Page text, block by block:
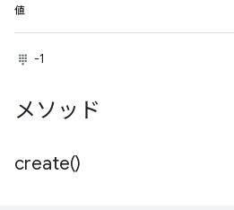
値
-1
メソッド
create()